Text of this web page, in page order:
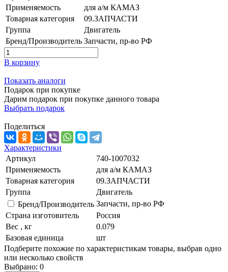
Применяемость
для а/м КАМАЗ
Товарная категория
09.ЗАПЧАСТИ
Группа
Двигатель
Бренд/Производитель Запчасти, пр-во РФ
В корзину
Показать аналоги
Подарок при покупке
Дарим подарок при покупке данного товара
Выбрать подарок
Поделиться
Характеристики
Артикул
740-1007032
Применяемость
для а/м КАМАЗ
Товарная категория
09.ЗАПЧАСТИ
Группа
Двигатель
Бренд/Производитель Запчасти, пр-во РФ
Страна изготовитель
Россия
Вес , кг
0.079
Базовая единица
шт
Подберите похожие по характеристикам товары, выбрав одно
или несколько свойств
Выбрано: 0